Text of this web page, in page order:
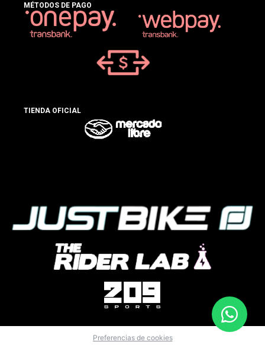
MÉTODOS DE PAGO
TIENDA OFICIAL
Preferencias de cookies